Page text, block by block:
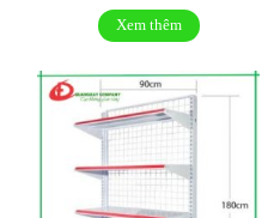
Xem thêm